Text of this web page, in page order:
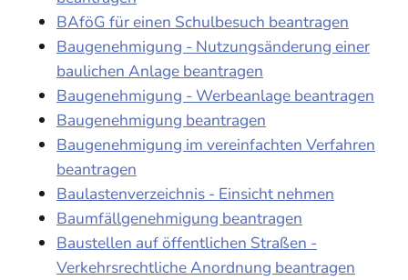
BAföG für einen Schulbesuch beantragen
Baugenehmigung - Nutzungsänderung einer
baulichen Anlage beantragen
Baugenehmigung - Werbeanlage beantragen
Baugenehmigung beantragen
Baugenehmigung im vereinfachten Verfahren
beantragen
Baulastenverzeichnis - Einsicht nehmen
Baumfällgenehmigung beantragen
Baustellen auf öffentlichen Straßen -
Verkehrsrechtliche Anordnung beantragen